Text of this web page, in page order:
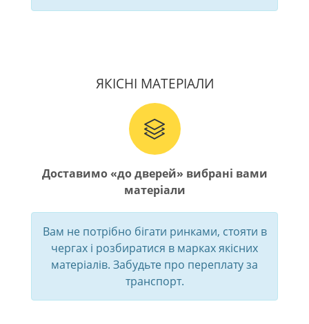
ЯКІСНІ МАТЕРІАЛИ
Доставимо «до дверей» вибрані вами
матеріали
Вам не потрібно бігати ринками, стояти в
чергах і розбиратися в марках якісних
матеріалів. Забудьте про переплату за
транспорт.